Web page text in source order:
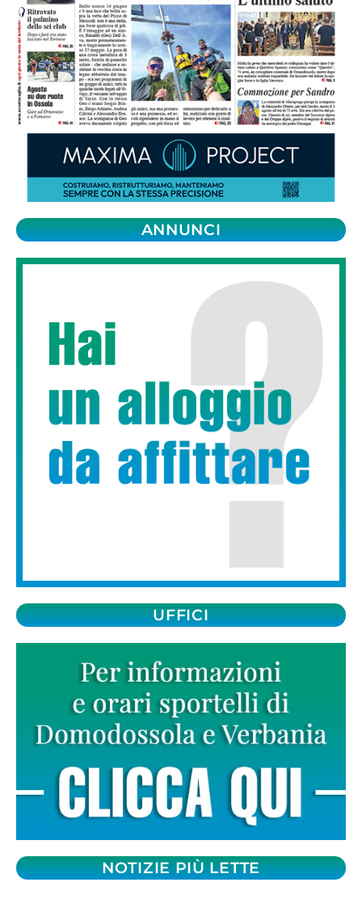
ANNUNCI
UFFICI
NOTIZIE PIÙ LETTE